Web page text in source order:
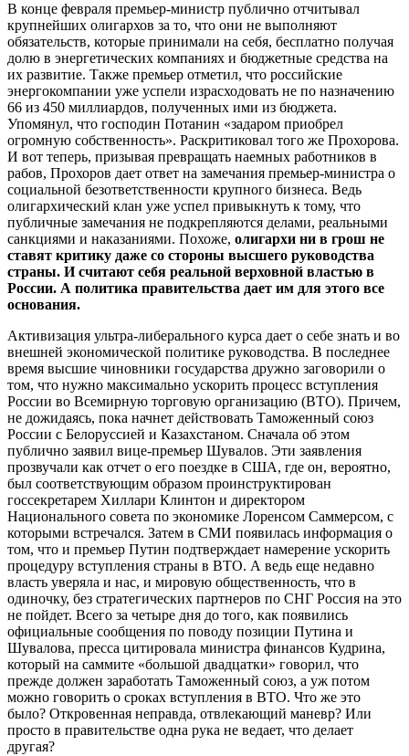
В конце февраля премьер-министр публично отчитывал
крупнейших олигархов за то, что они не выполняют
обязательств, которые принимали на себя, бесплатно получая
долю в энергетических компаниях и бюджетные средства на
их развитие. Также премьер отметил, что российские
энергокомпании уже успели израсходовать не по назначению
66 из 450 миллиардов, полученных ими из бюджета.
Упомянул, что господин Потанин «задаром приобрел
огромную собственность». Раскритиковал того же Прохорова.
И вот теперь, призывая превращать наемных работников в
рабов, Прохоров дает ответ на замечания премьер-министра о
социальной безответственности крупного бизнеса. Ведь
олигархический клан уже успел привыкнуть к тому, что
публичные замечания не подкрепляются делами, реальными
санкциями и наказаниями. Похоже, олигархи ни в грош не
ставят критику даже со стороны высшего руководства
страны. И считают себя реальной верховной властью в
России. А политика правительства дает им для этого все
основания.
Активизация ультра-либерального курса дает о себе знать и во
внешней экономической политике руководства. В последнее
время высшие чиновники государства дружно заговорили о
том, что нужно максимально ускорить процесс вступления
России во Всемирную торговую организацию (ВТО). Причем,
не дожидаясь, пока начнет действовать Таможенный союз
России с Белоруссией и Казахстаном. Сначала об этом
публично заявил вице-премьер Шувалов. Эти заявления
прозвучали как отчет о его поездке в США, где он, вероятно,
был соответствующим образом проинструктирован
госсекретарем Хиллари Клинтон и директором
Национального совета по экономике Лоренсом Саммерсом, с
которыми встречался. Затем в СМИ появилась информация о
том, что и премьер Путин подтверждает намерение ускорить
процедуру вступления страны в ВТО. А ведь еще недавно
власть уверяла и нас, и мировую общественность, что в
одиночку, без стратегических партнеров по СНГ Россия на это
не пойдет. Всего за четыре дня до того, как появились
официальные сообщения по поводу позиции Путина и
Шувалова, пресса цитировала министра финансов Кудрина,
который на саммите «большой двадцатки» говорил, что
прежде должен заработать Таможенный союз, а уж потом
можно говорить о сроках вступления в ВТО. Что же это
было? Откровенная неправда, отвлекающий маневр? Или
просто в правительстве одна рука не ведает, что делает
другая?